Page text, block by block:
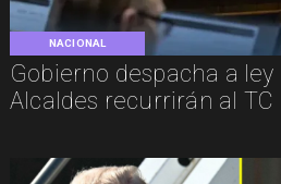
NACIONAL
Gobierno despacha a
Alcaldes recurrirán al TC